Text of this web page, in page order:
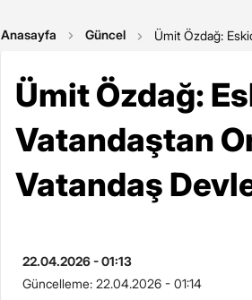
Anasayfa Güncel Ümit Özdağ:
Ümit Özdağ:
Vatandaştan
Vatandaş
22.04.2026 - 01:13
Güncelleme: 22.04.2026 - 01:14